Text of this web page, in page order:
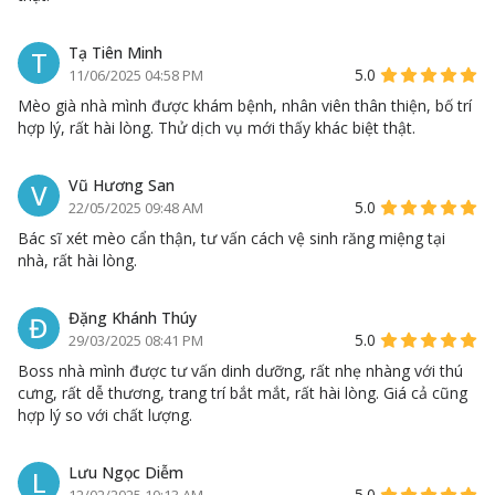
T Tạ Tiên Minh
11/06/2025 04:58 PM
5.0
Mèo già nhà mình được khám bệnh, nhân viên thân thiện, bố trí
hợp lý, rất hài lòng. Thử dịch vụ mới thấy khác biệt thật.
V Vũ Hương San
22/05/2025 09:48 AM
5.0
Bác sĩ xét mèo cẩn thận, tư vấn cách vệ sinh răng miệng tại
nhà, rất hài lòng.
Đ Đặng Khánh Thúy
29/03/2025 08:41 PM
5.0
Boss nhà mình được tư vấn dinh dưỡng, rất nhẹ nhàng với thú
cưng, rất dễ thương, trang trí bắt mắt, rất hài lòng. Giá cả cũng
hợp lý so với chất lượng.
L Lưu Ngọc Diễm